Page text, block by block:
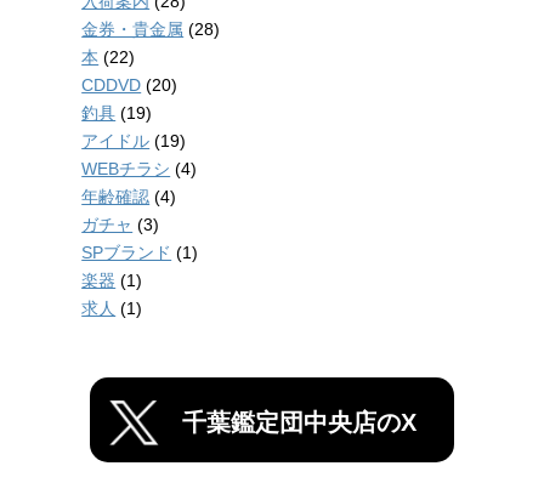
金券・貴金属 (28)
本 (22)
CDDVD (20)
釣具 (19)
アイドル (19)
WEBチラシ (4)
年齢確認 (4)
ガチャ (3)
SPブランド (1)
楽器 (1)
求人 (1)
千葉鑑定団中央店のX